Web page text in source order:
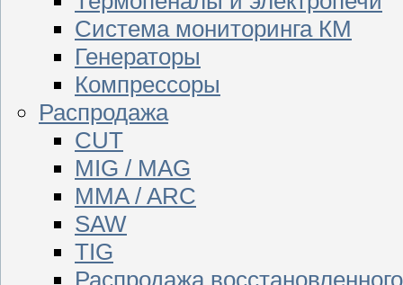
Система мониторинга КМ
Генераторы
Компрессоры
Распродажа
CUT
MIG / MAG
MMA / ARC
SAW
TIG
Распродажа